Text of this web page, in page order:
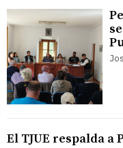
El TJUE respalda a